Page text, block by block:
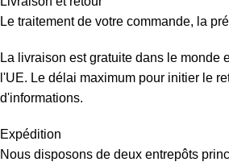
Le traitement de votre commande, la
La livraison est gratuite dans le monde
l'UE. Le délai maximum pour initier le
d'informations.
Expédition
Nous disposons de deux entrepôts